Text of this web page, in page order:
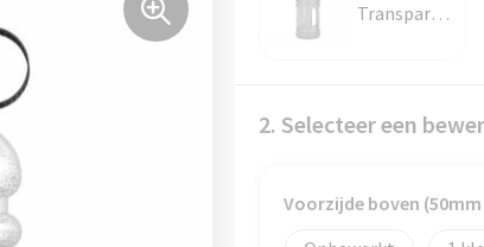
Transparant / Zwart
2. Selecteer een
Voorzijde boven (50mm